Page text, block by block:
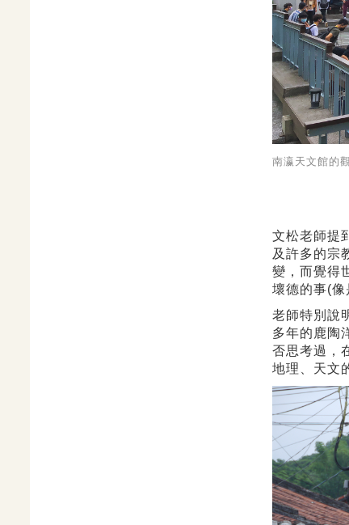
南瀛天文館的
文松老師提
及許多的宗
變，而覺得
壞德的事(像
老師特別說
多年的鹿陶
否思考過，
地理、天文